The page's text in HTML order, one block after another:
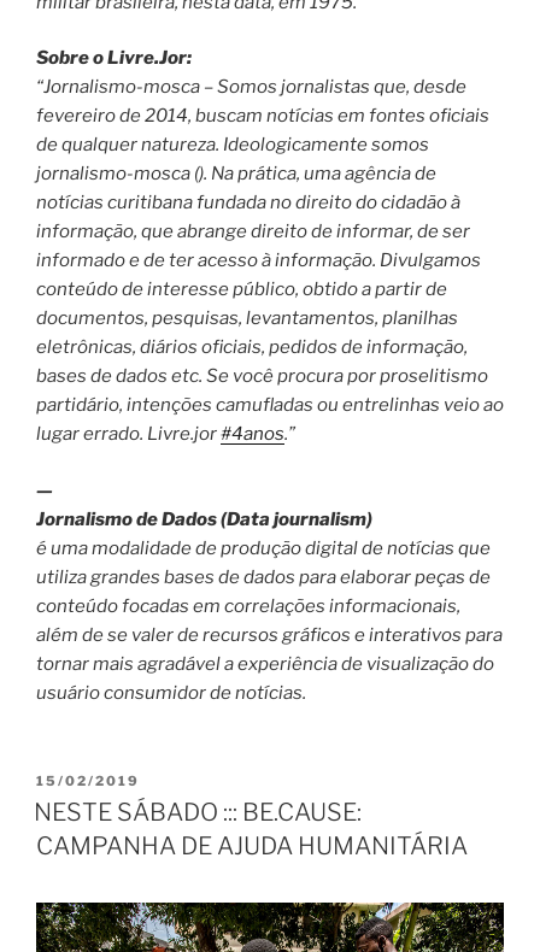
Sobre o Livre.Jor:
“Jornalismo-mosca – Somos jornalistas que, desde
fevereiro de 2014, buscam notícias em fontes oficiais
de qualquer natureza. Ideologicamente somos
jornalismo-mosca (). Na prática, uma agência de
notícias curitibana fundada no direito do cidadão à
informação, que abrange direito de informar, de ser
informado e de ter acesso à informação. Divulgamos
conteúdo de interesse público, obtido a partir de
documentos, pesquisas, levantamentos, planilhas
eletrônicas, diários oficiais, pedidos de informação,
bases de dados etc. Se você procura por proselitismo
partidário, intenções camufladas ou entrelinhas veio ao
lugar errado. Livre.jor#4anos.”
—
Jornalismo de Dados (Data journalism)
é uma modalidade de produção digital de notícias que
utiliza grandes bases de dados para elaborar peças de
conteúdo focadas em correlações informacionais,
além de se valer de recursos gráficos e interativos para
tornar mais agradável a experiência de visualização do
usuário consumidor de notícias.
PUBLICADO
EM
15/02/2019
NESTE SÁBADO ::: BE.CAUSE:
CAMPANHA DE AJUDA HUMANITÁRIA